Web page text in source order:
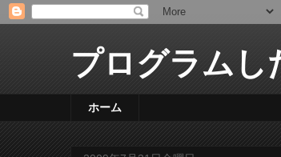
プログラムし
ホーム